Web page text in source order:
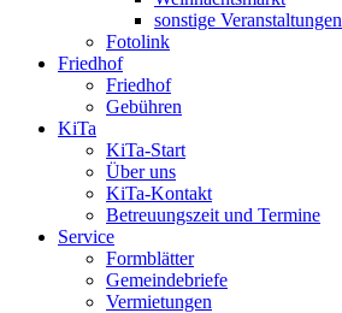
sonstige Veranstaltungen
Fotolink
Friedhof
Friedhof
Gebühren
KiTa
KiTa-Start
Über uns
KiTa-Kontakt
Betreuungszeit und Termine
Service
Formblätter
Gemeindebriefe
Vermietungen